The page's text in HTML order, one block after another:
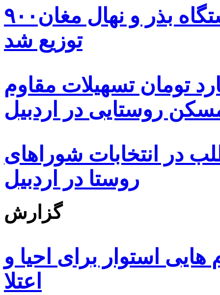
۹۰۰هزار اصله نهال توسط ایستگاه بذر و نهال مغان
توزیع شد
هزار و ۴۸۰ میلیارد تومان تسهیلات مقاوم
روستایی در اردبیل
از ۵۰۰۰ داوطلب در انتخابات شوراهای
روستا در اردبیل
گزارش
استوار برای احیا و
اعتلا